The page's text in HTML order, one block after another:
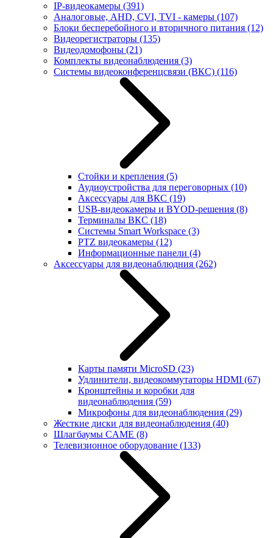
IP-видеокамеры (391)
Аналоговые, AHD, CVI, TVI - камеры (107)
Блоки бесперебойного и вторичного питания (12)
Видеорегистраторы (135)
Видеодомофоны (21)
Комплекты видеонаблюдения (3)
Системы видеоконференцсвязи (ВКС) (116)
Стойки и крепления (5)
Аудиоустройства для переговорных (10)
Аксессуары для ВКС (19)
USB-видеокамеры и BYOD-решения (8)
Терминалы ВКС (18)
Системы Smart Workspace (3)
PTZ видеокамеры (12)
Информационные панели (4)
Аксессуары для видеонаблюдния (262)
Карты памяти MicroSD (23)
Удлинители, видеокоммутаторы HDMI (67)
Кронштейны и коробки для
видеонаблюдения (59)
Микрофоны для видеонаблюдения (29)
Жесткие диски для видеонаблюдения (40)
Шлагбаумы CAME (8)
Телевизионное оборудование (133)